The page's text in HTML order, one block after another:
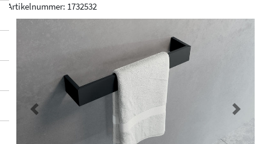
Artikelnummer: 1732532
Previous Next